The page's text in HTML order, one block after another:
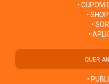
• CUPOM
•
•
•
QUER
•